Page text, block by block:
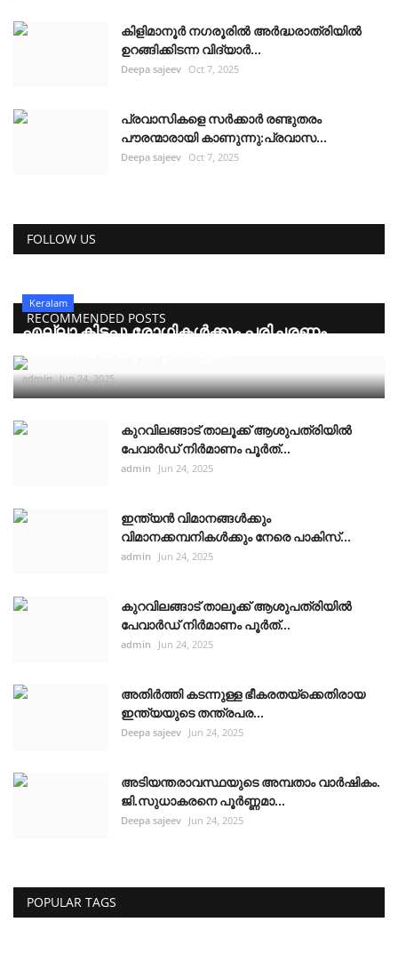
കിളിമാനൂർ നഗരൂരിൽ അർദ്ധരാത്രിയിൽ
ഉറങ്ങിക്കിടന്ന വിദ്യാർ...
Deepa sajeev Oct 7, 2025
പ്രവാസികളെ സർക്കാർ രണ്ടുതരം
പൗരന്മാരായി കാണുന്നു:പ്രവാസ...
Deepa sajeev Oct 7, 2025
FOLLOW US
RECOMMENDED POSTS
Keralam
എല്ലാ കിടപ്പു രോഗികൾക്കും പരിചരണം
നിർണായക ചുവടുവെപ്പുമ...
admin Jun 24, 2025
കുറവിലങ്ങാട് താലൂക്ക് ആശുപത്രിയിൽ
പേവാർഡ് നിർമാണം പൂർത്...
admin Jun 24, 2025
ഇന്ത്യൻ വിമാനങ്ങൾക്കും
വിമാനക്കമ്പനികൾക്കും നേരെ പാകിസ്...
admin Jun 24, 2025
കുറവിലങ്ങാട് താലൂക്ക് ആശുപത്രിയിൽ
പേവാർഡ് നിർമാണം പൂർത്...
admin Jun 24, 2025
അതിർത്തി കടന്നുള്ള ഭീകരതയ്ക്കെതിരായ
ഇന്ത്യയുടെ തന്ത്രപര...
Deepa sajeev Jun 24, 2025
അടിയന്തരാവസ്ഥയുടെ അമ്പതാം വാർഷികം.
ജി.സുധാകരനെ പൂർണ്ണമാ...
Deepa sajeev Jun 24, 2025
POPULAR TAGS